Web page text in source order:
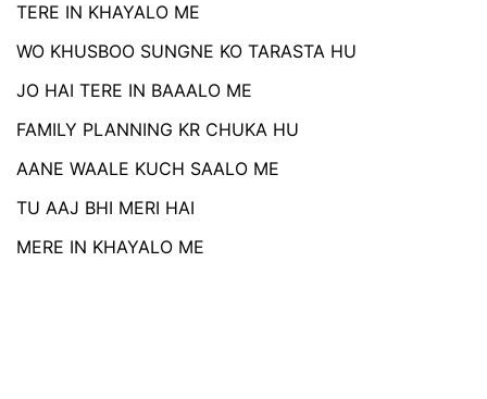
TERE IN KHAYALO ME
WO KHUSBOO SUNGNE KO TARASTA HU
JO HAI TERE IN BAAALO ME
FAMILY PLANNING KR CHUKA HU
AANE WAALE KUCH SAALO ME
TU AAJ BHI MERI HAI
MERE IN KHAYALO ME